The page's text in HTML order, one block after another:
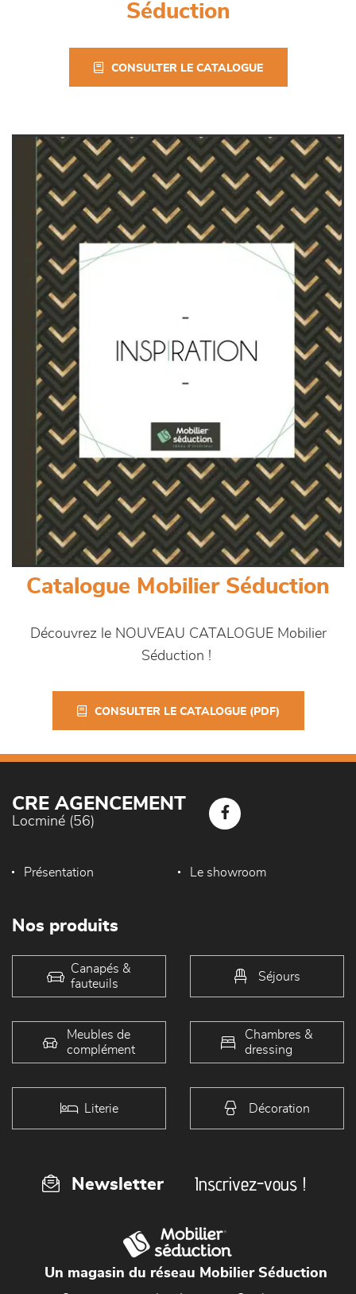
Séduction
CONSULTER LE CATALOGUE
Catalogue Mobilier Séduction
Découvrez le NOUVEAU CATALOGUE Mobilier
Séduction !
CONSULTER LE CATALOGUE (PDF)
CRE AGENCEMENT
Locminé (56)
Présentation Le showroom
Nos produits
Canapés &
fauteuils
Séjours
Meubles de
complément
Chambres &
dressing
Literie Décoration
Newsletter Inscrivez-vous !
Un magasin du réseau Mobilier Séduction